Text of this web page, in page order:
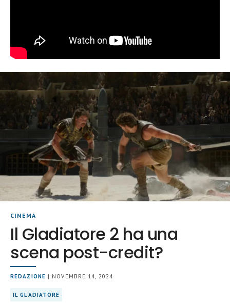
CINEMA
Il Gladiatore 2 ha una
scena post-credit?
REDAZIONE | NOVEMBRE 14, 2024
IL GLADIATORE